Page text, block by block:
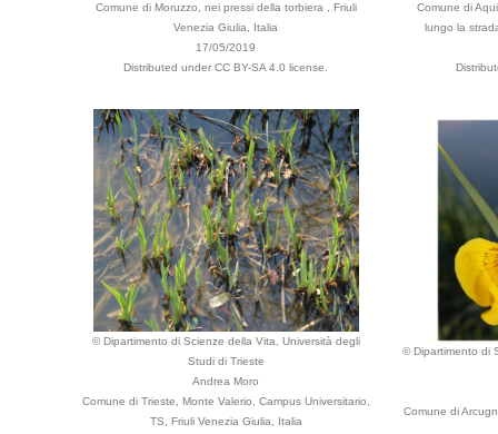
Comune di Moruzzo, nei pressi della torbiera , Friuli
Venezia Giulia, Italia
17/05/2019
Distributed under CC BY-SA 4.0 license.
Comune di
lungo la
© Dipartimento di Scienze della Vita, Università degli
Studi di Trieste
Andrea Moro
Comune di Trieste, Monte Valerio, Campus Universitario,
TS, Friuli Venezia Giulia, Italia
© Dipartimento di
Comune di